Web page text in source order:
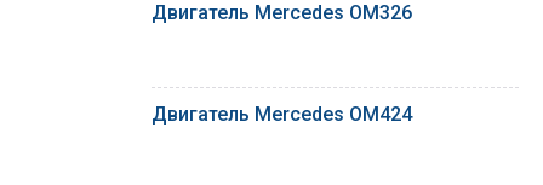
Двигатель Mercedes OM326
Двигатель Mercedes OM424